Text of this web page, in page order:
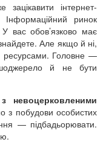
інтернет-
ринок
вас обов’язково має
Але якщо й ні,
ресурсами. Головне —
й не бути
невоцерковленими
з побудови особистих
— підбадьорювати.